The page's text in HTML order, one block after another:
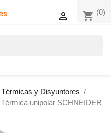
shopping_cart (0)

Térmicas y Disyuntores
Térmica unipolar SCHNEIDER